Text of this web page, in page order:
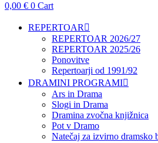
0,00 € 0 Cart
REPERTOAR
REPERTOAR 2026/27
REPERTOAR 2025/26
Ponovitve
Repertoarji od 1991/92
DRAMINI PROGRAMI
Ars in Drama
Slogi in Drama
Dramina zvočna knjižnica
Pot v Dramo
Natečaj za izvirno dramsko